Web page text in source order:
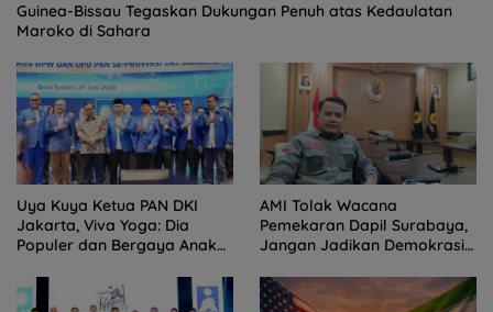
Guinea-Bissau Tegaskan Dukungan Penuh atas Kedaulatan
Maroko di Sahara
Uya Kuya Ketua PAN DKI
Jakarta, Viva Yoga: Dia
Populer dan Bergaya Anak
AMI Tolak Wacana
Pemekaran Dapil Surabaya,
Jangan Jadikan Demokrasi
Politik